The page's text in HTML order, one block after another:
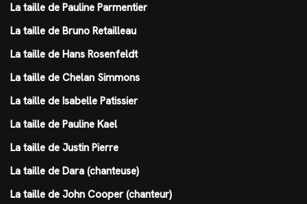
La taille de Pauline Parmentier
La taille de Bruno Retailleau
La taille de Hans Rosenfeldt
La taille de Chelan Simmons
La taille de Isabelle Patissier
La taille de Pauline Kael
La taille de Justin Pierre
La taille de Dara (chanteuse)
La taille de John Cooper (chanteur)